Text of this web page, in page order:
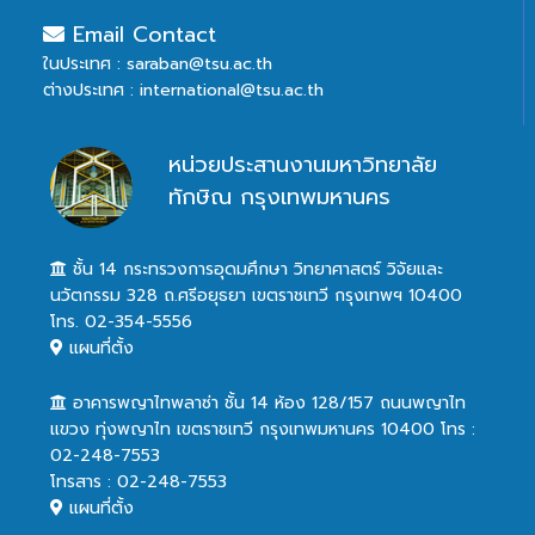
Email Contact
ในประเทศ : saraban@tsu.ac.th
ต่างประเทศ : international@tsu.ac.th
หน่วยประสานงานมหาวิทยาลัย
ทักษิณ กรุงเทพมหานคร
ชั้น 14 กระทรวงการอุดมศึกษา วิทยาศาสตร์ วิจัยและ
นวัตกรรม 328 ถ.ศรีอยุธยา เขตราชเทวี กรุงเทพฯ 10400
โทร. 02-354-5556
แผนที่ตั้ง
อาคารพญาไทพลาซ่า ชั้น 14 ห้อง 128/157 ถนนพญาไท
แขวง ทุ่งพญาไท เขตราชเทวี กรุงเทพมหานคร 10400 โทร :
02-248-7553
โทรสาร : 02-248-7553
แผนที่ตั้ง